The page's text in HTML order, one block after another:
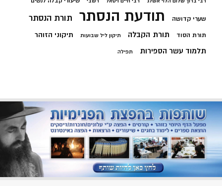
שערי קדושה תודעת הנסתר תורת הנסתר
תורת הסוד תורת הקבלה תיקון ליל שבועות תיקוני הזוהר
תלמוד עשר הספירות תפילה